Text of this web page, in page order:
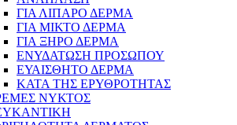
ΓΙΑ ΛΙΠΑΡΟ ΔΕΡΜΑ
ΓΙΑ ΜΙΚΤΟ ΔΕΡΜΑ
ΓΙΑ ΞΗΡΟ ΔΕΡΜΑ
ΕΝΥΔΑΤΩΣΗ ΠΡΟΣΩΠΟΥ
ΕΥΑΙΣΘΗΤΟ ΔΕΡΜΑ
ΚΑΤΑ ΤΗΣ ΕΡΥΘΡΟΤΗΤΑΣ
ΝΥΚΤΟΣ